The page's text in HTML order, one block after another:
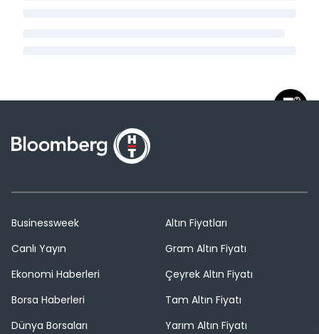
Businessweek
Canlı Yayın
Ekonomi Haberleri
Borsa Haberleri
Dünya Borsaları
Altın Fiyatları
Gram Altın Fiyatı
Çeyrek Altın Fiyatı
Tam Altın Fiyatı
Yarım Altın Fiyatı